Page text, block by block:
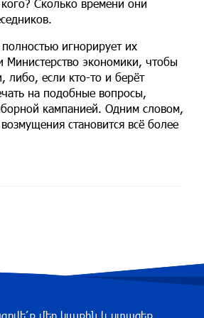
Сколько времени они
игнорирует их
Министерство экономики, чтобы
либо, если кто-то и берёт
на подобные вопросы,
кампанией. Одним словом,
становится всё более
մեր կայքին և ստացեք